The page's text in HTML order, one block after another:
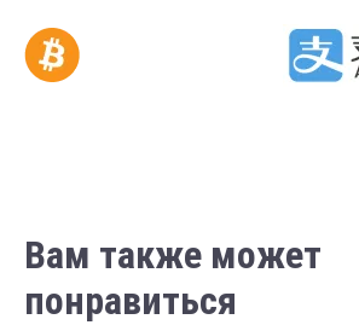
Вам также может
понравиться